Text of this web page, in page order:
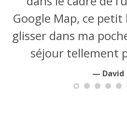
Google Map, ce
glisser dans ma
séjour tellement
David